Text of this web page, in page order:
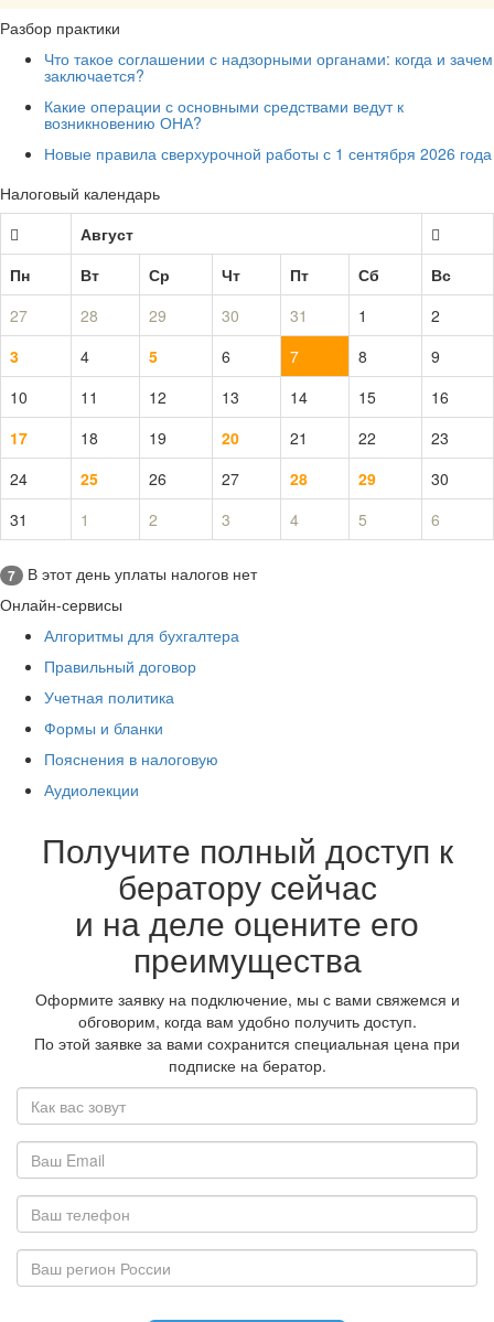
Разбор практики
Что такое соглашении с надзорными органами: когда и зачем
заключается?
Какие операции с основными средствами ведут к
возникновению ОНА?
Новые правила сверхурочной работы с 1 сентября 2026 года
Налоговый календарь
Август
Пн
Вт Ср Чт Пт Сб
Вс
27
28 29 30 31 1
2
3
4 5 6 7 8
9
10
11 12 13 14 15
16
17
18 19 20 21 22
23
24
25 26 27 28 29
30
31
1 2 3 4 5 6
7
В этот день уплаты налогов нет
Онлайн-сервисы
Алгоритмы для бухгалтера
Правильный договор
Учетная политика
Формы и бланки
Пояснения в налоговую
Аудиолекции
Получите полный доступ к
бератору сейчас
и на деле оцените его
преимущества
Оформите заявку на подключение, мы с вами свяжемся и
обговорим, когда вам удобно получить доступ.
По этой заявке за вами сохранится специальная цена при
подписке на бератор.